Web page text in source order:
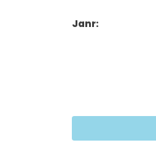
Janr: